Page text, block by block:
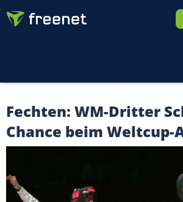
Fechten: WM-Dritter
Chance beim